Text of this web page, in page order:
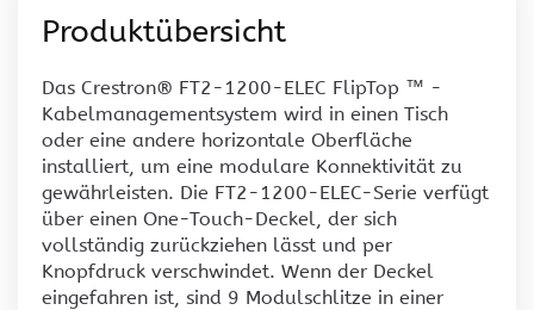
Produktübersicht
Das Crestron® FT2-1200-ELEC FlipTop ™ -
Kabelmanagementsystem wird in einen Tisch
oder eine andere horizontale Oberfläche
installiert, um eine modulare Konnektivität zu
gewährleisten. Die FT2-1200-ELEC-Serie verfügt
über einen One-Touch-Deckel, der sich
vollständig zurückziehen lässt und per
Knopfdruck verschwindet. Wenn der Deckel
eingefahren ist, sind 9 Modulschlitze in einer